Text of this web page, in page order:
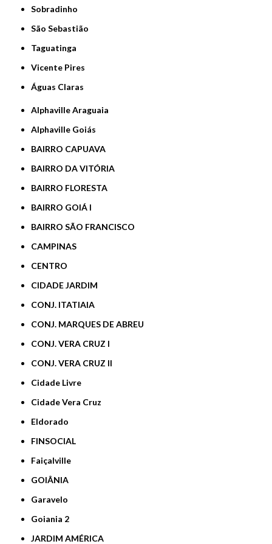
Sobradinho
São Sebastião
Taguatinga
Vicente Pires
Águas Claras
Alphaville Araguaia
Alphaville Goiás
BAIRRO CAPUAVA
BAIRRO DA VITÓRIA
BAIRRO FLORESTA
BAIRRO GOIÁ I
BAIRRO SÃO FRANCISCO
CAMPINAS
CENTRO
CIDADE JARDIM
CONJ. ITATIAIA
CONJ. MARQUES DE ABREU
CONJ. VERA CRUZ I
CONJ. VERA CRUZ II
Cidade Livre
Cidade Vera Cruz
Eldorado
FINSOCIAL
Faiçalville
GOIÂNIA
Garavelo
Goiania 2
JARDIM AMÉRICA